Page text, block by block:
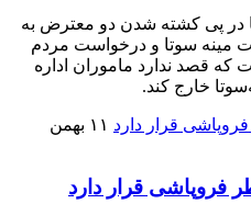
در پی کشته شدن دو معترض به
مینه سوتا و درخواست مردم
قصد ندارد ماموران اداره
۱۱ بهمن
قرار دارد